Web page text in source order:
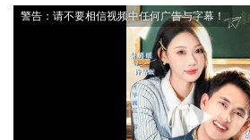
警告：请不要相信视频中任何广告与字幕！